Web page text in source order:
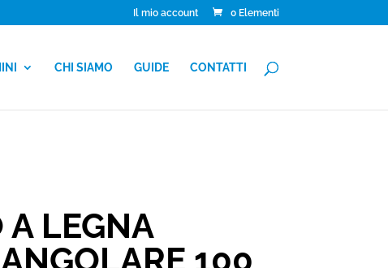
Il mio account 0 Elementi
CHI SIAMO GUIDE CONTATTI
LEGNA
100